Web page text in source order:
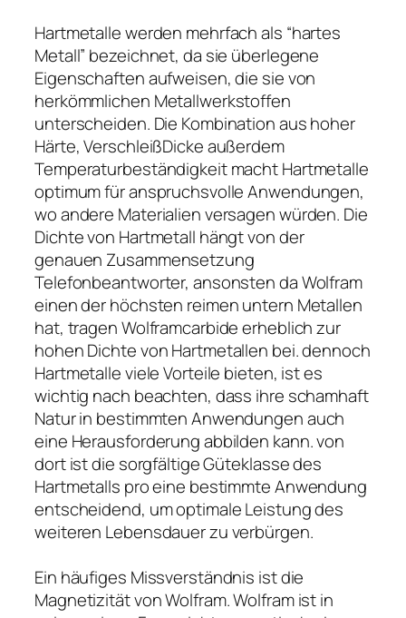
Hartmetalle werden mehrfach als “hartes
Metall” bezeichnet, da sie überlegene
Eigenschaften aufweisen, die sie von
herkömmlichen Metallwerkstoffen
unterscheiden. Die Kombination aus hoher
Härte, VerschleißDicke außerdem
Temperaturbeständigkeit macht Hartmetalle
optimum für anspruchsvolle Anwendungen,
wo andere Materialien versagen würden. Die
Dichte von Hartmetall hängt von der
genauen Zusammensetzung
Telefonbeantworter, ansonsten da Wolfram
einen der höchsten reimen untern Metallen
hat, tragen Wolframcarbide erheblich zur
hohen Dichte von Hartmetallen bei. dennoch
Hartmetalle viele Vorteile bieten, ist es
wichtig nach beachten, dass ihre schamhaft
Natur in bestimmten Anwendungen auch
eine Herausforderung abbilden kann. von
dort ist die sorgfältige Güteklasse des
Hartmetalls pro eine bestimmte Anwendung
entscheidend, um optimale Leistung des
weiteren Lebensdauer zu verbürgen.
Ein häufiges Missverständnis ist die
Magnetizität von Wolfram. Wolfram ist in